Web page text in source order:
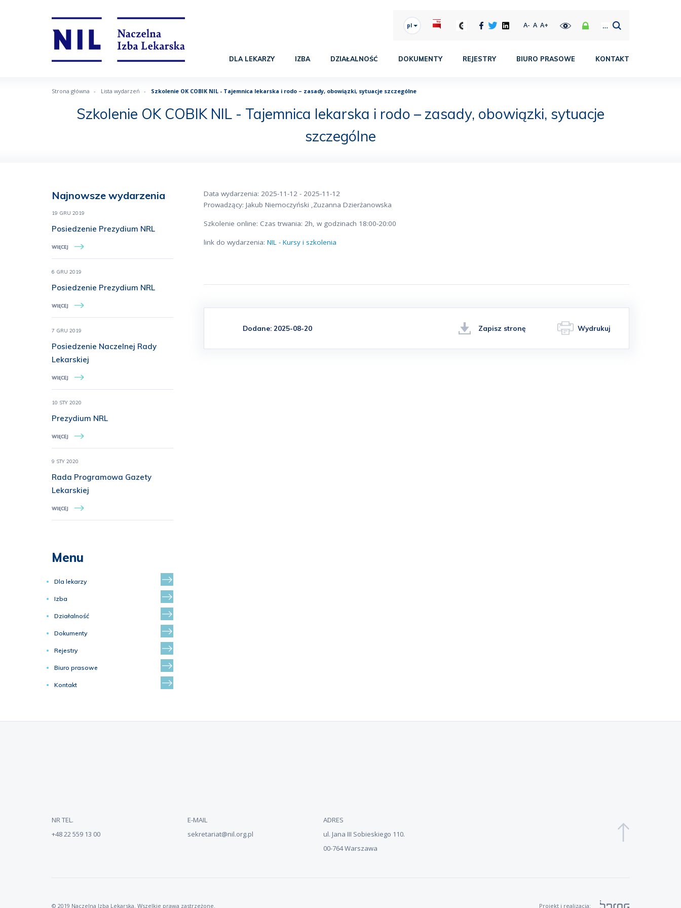
pl A- A A+
DLA LEKARZY IZBA DZIAŁALNOŚĆ DOKUMENTY REJESTRY BIURO PRASOWE KONTAKT
Strona główna Lista wydarzeń Szkolenie OK COBIK NIL - Tajemnica lekarska i rodo – zasady, obowiązki, sytuacje szczególne
Szkolenie OK COBIK NIL - Tajemnica lekarska i rodo – zasady, obowiązki, sytuacje
szczególne
Najnowsze wydarzenia
19 GRU 2019
Posiedzenie Prezydium NRL
WIĘCEJ
6 GRU 2019
Posiedzenie Prezydium NRL
WIĘCEJ
7 GRU 2019
Posiedzenie Naczelnej Rady
Lekarskiej
WIĘCEJ
10 STY 2020
Prezydium NRL
WIĘCEJ
9 STY 2020
Rada Programowa Gazety
Lekarskiej
WIĘCEJ
Menu
Dla lekarzy
Izba
Działalność
Dokumenty
Rejestry
Biuro prasowe
Kontakt
Data wydarzenia: 2025-11-12 - 2025-11-12
Prowadzący: Jakub Niemoczyński ,Zuzanna Dzierżanowska
Szkolenie online: Czas trwania: 2h, w godzinach 18:00-20:00
link do wydarzenia: NIL - Kursy i szkolenia
Dodane: 2025-08-20 Zapisz stronę Wydrukuj
NR TEL.
+48 22 559 13 00
E-MAIL
sekretariat@nil.org.pl
ADRES
ul. Jana III Sobieskiego 110.
00-764 Warszawa
© 2019 Naczelna Izba Lekarska. Wszelkie prawa zastrzeżone. Projekt i realizacja: